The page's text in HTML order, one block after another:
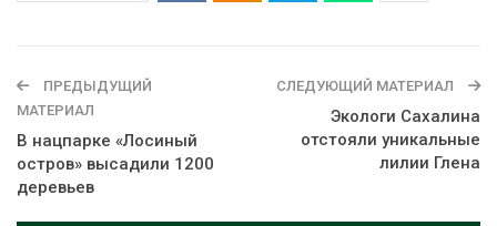
ПРЕДЫДУЩИЙ
МАТЕРИАЛ
В нацпарке «Лосиный
остров» высадили 1200
деревьев
СЛЕДУЮЩИЙ МАТЕРИАЛ
Экологи Сахалина
отстояли уникальные
лилии Глена